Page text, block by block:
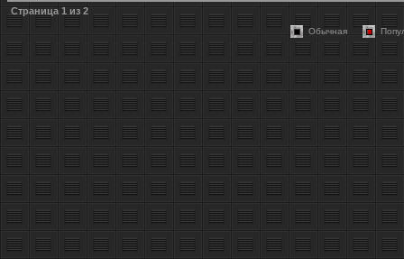
Страница 1 из 2
Обычная